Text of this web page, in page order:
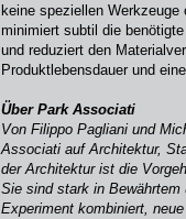
keine speziellen
minimiert subtil die
und reduziert den
Produktlebensdauer und
Über Park Associati
Von Filippo Pagliani und
Associati auf Architektur,
der Architektur ist die
Sie sind stark in
Experiment kombiniert,